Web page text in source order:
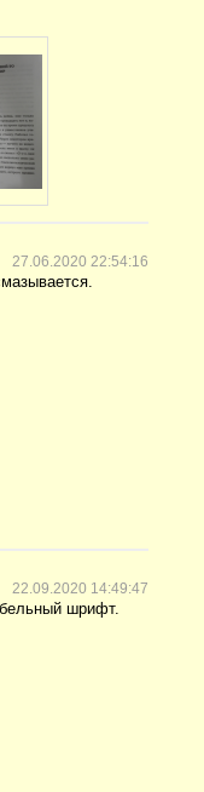
27.06.2020 22:54:16
22.09.2020 14:49:47
шрифт.